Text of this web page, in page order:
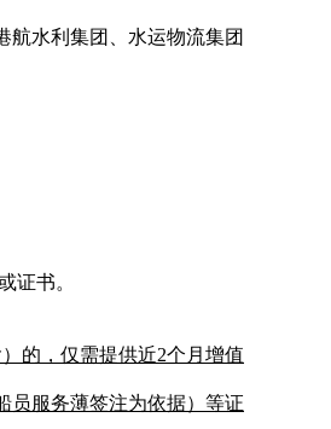
航水利集团、水运物流集团
证书。
的，仅需提供近2个月增值
员服务薄签注为依据）等证